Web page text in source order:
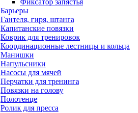
Фиксатор запястья
Барьеры
Гантеля, гиря, штанга
Капитанские повязки
Коврик для тренировок
Координационные лестницы и кольца
Манишки
Напульсники
Насосы для мячей
Перчатки для тренинга
Повязки на голову
Полотенце
Ролик для пресса